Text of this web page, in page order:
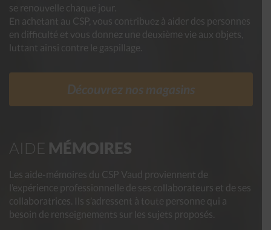
se renouvelle chaque jour.
En achetant au CSP, vous contribuez à aider des personnes
en difficulté et vous donnez une deuxième vie aux objets,
luttant ainsi contre le gaspillage.
Découvrez nos magasins
AIDE MÉMOIRES
Les aide-mémoires du CSP Vaud proviennent de
l’expérience professionnelle de ses collaborateurs et de ses
collaboratrices. Ils s’adressent à toute personne qui a
besoin de renseignements sur les sujets proposés.